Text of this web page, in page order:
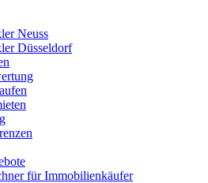
Neuss
Düsseldorf
für Immobilienkäufer